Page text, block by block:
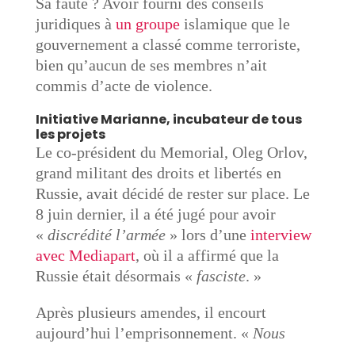
juridiques à un groupeislamique que le
gouvernement a classé comme terroriste,
bien qu’aucun de ses membres n’ait
commis d’acte de violence.
Initiative Marianne, incubateur de tous
les projets
Le co-président du Memorial, Oleg Orlov,
grand militant des droits et libertés en
Russie, avait décidé de rester sur place. Le
8 juin dernier, il a été jugé pour avoir
« discrédité l’armée» lors d’une interview
avec Mediapart, où il a affirmé que la
Russie était désormais « fasciste. »
Après plusieurs amendes, il encourt
aujourd’hui l’emprisonnement. « Nous